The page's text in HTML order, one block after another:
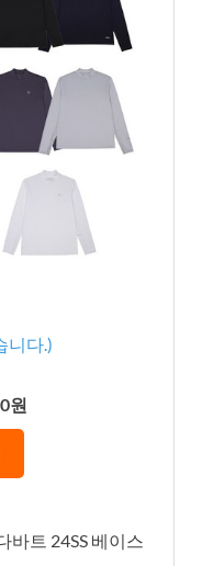
니다.)
원
바트 24SS 베이스